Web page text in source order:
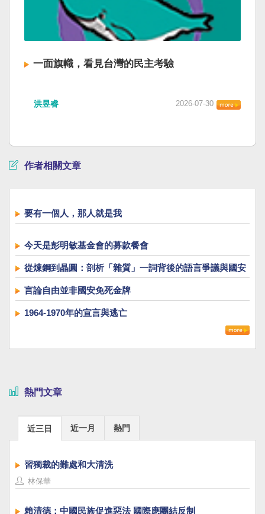
一面旗幟，看見台灣的民主考驗
洪昱睿 2026-07-30
作者相關文章
要有一個人，那人就是我
今天是彭明敏基金會的募款餐會
從煉鋼到晶圓：剖析「雜質」一詞背後的語言爭議與國安
議題
言論自由並非國安免死金牌
1964-1970年的宣言與逃亡
熱門文章
近三日 近一月 熱門
習獨裁的難處和大清洗
林保華
賴清德：中國民族促進惡法 國際應團結反制